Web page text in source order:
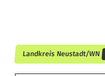
Landkreis Neustadt/WN